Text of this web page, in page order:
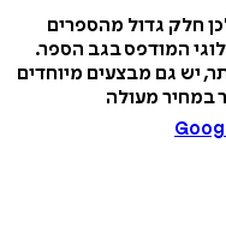
חלק גדול מהספרים
המודפס בגב הספר.
יש גם מבצעים מיוחדים
במחיר מעולה